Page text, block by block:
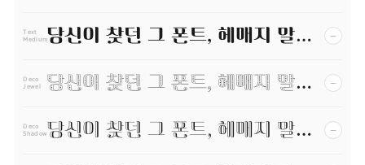
Text
Medium
당신이 찾던 그 폰트, 헤매지 말고 바로 폰코! −
Deco
Jewel
당신이 찾던 그 폰트, 헤매지 말고 바로 폰코! −
Deco
Shadow
당신이 찾던 그 폰트, 헤매지 말고 바로 폰코! −